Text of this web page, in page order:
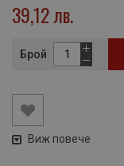
39,12 лв.
Брой
Виж повече